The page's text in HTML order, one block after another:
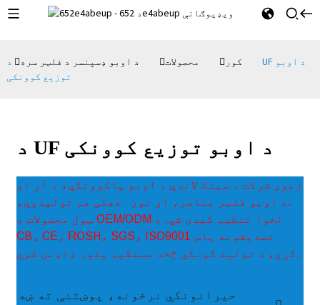
کور محصولات د اوبو ډسپنسر د فلټر سره
د UF د اوبو
توزیع کوونکی
د UF د اوبو توزیع کوونکی
زموږ شرکت د سینک لاندې د اوبو پاکوونکي، د آر او
د اوبو فلټر عناصر، او نور.
ټول محصولات د OEM/ODM لخوا تنظیم کیدی شي. د
CB، CE، ROSH، SGS، ISO9001 تصدیقونه پاس
کړي، د تولید کونکي څخه مستقیم پلور ډاډمن کوي.
حیرانونکي نرخونه، پوښتنې ته ښه